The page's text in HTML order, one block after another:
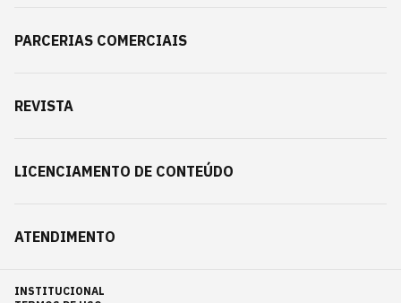
PARCERIAS COMERCIAIS
REVISTA
LICENCIAMENTO DE CONTEÚDO
ATENDIMENTO
INSTITUCIONAL